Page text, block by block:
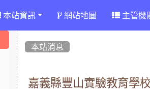
本站資訊 網站地圖 主管機
本站消息
嘉義縣豐山實驗教育學